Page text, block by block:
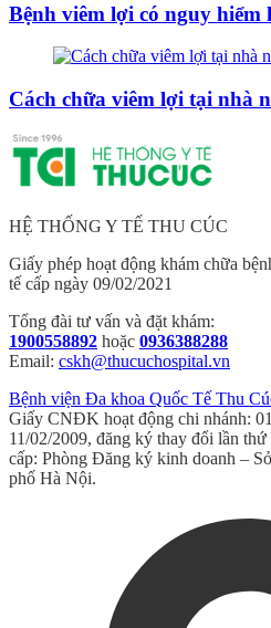
Bệnh viêm lợi có nguy hiểm
Cách chữa viêm lợi tại nhà
HỆ THỐNG Y TẾ THU CÚC
Giấy phép hoạt động khám chữa
tế cấp ngày 09/02/2021
Tổng đài tư vấn và đặt khám:
1900558892 hoặc 0936388288
Email: cskh@thucuchospital.vn
Bệnh viện Đa khoa Quốc Tế Thu
Giấy CNĐK hoạt động chi nhánh:
11/02/2009, đăng ký thay đổi lần
cấp: Phòng Đăng ký kinh doanh –
phố Hà Nội.